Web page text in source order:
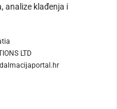
analize klađenja i
LTD